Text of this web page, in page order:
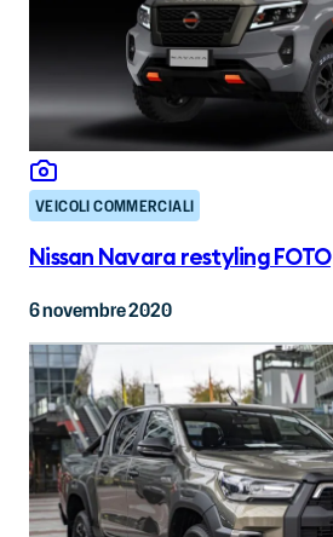
VEICOLI COMMERCIALI
Nissan Navara restyling FOTO
6 novembre 2020